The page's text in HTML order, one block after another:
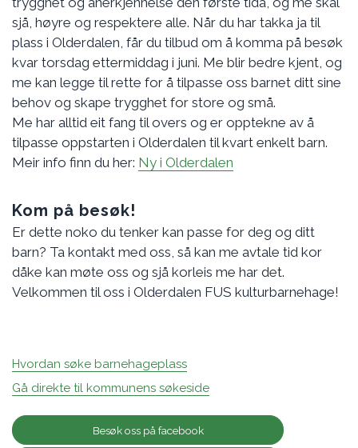
sjå, høyre og respektere alle. Når du har takka ja til
plass i Olderdalen, får du tilbud om å komma på besøk
kvar torsdag ettermiddag i juni. Me blir bedre kjent, og
me kan legge til rette for å tilpasse oss barnet ditt sine
behov og skape trygghet for store og små.
Me har alltid eit fang til overs og er opptekne av å
tilpasse oppstarten i Olderdalen til kvart enkelt barn.
Meir info finn du her: Ny i Olderdalen
Kom på besøk!
Er dette noko du tenker kan passe for deg og ditt
barn? Ta kontakt med oss, så kan me avtale tid kor
dåke kan møte oss og sjå korleis me har det.
Velkommen til oss i Olderdalen FUS kulturbarnehage!
Hvordan søke barnehageplass
Gå direkte til kommunens søkeside
Besøk oss på facebook